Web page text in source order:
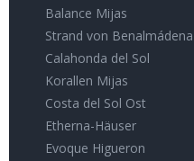
Balance Mijas
Strand von Benalmádena
Calahonda del Sol
Korallen Mijas
Costa del Sol Ost
Etherna-Häuser
Evoque Higueron